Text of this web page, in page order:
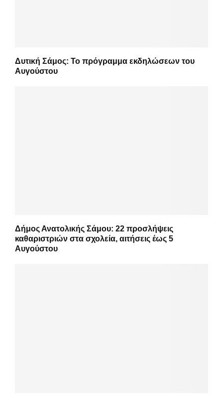
Δυτική Σάμος: Το πρόγραμμα εκδηλώσεων του
Αυγούστου
Δήμος Ανατολικής Σάμου: 22 προσλήψεις
καθαριστριών στα σχολεία, αιτήσεις έως 5
Αυγούστου